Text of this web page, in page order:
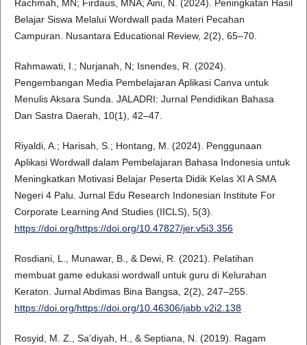
Rachmah, MN; Firdaus, MNA; Aini, N. (2024). Peningkatan Hasil
Belajar Siswa Melalui Wordwall pada Materi Pecahan
Campuran. Nusantara Educational Review, 2(2), 65–70.
Rahmawati, I.; Nurjanah, N; Isnendes, R. (2024).
Pengembangan Media Pembelajaran Aplikasi Canva untuk
Menulis Aksara Sunda. JALADRI: Jurnal Pendidikan Bahasa
Dan Sastra Daerah, 10(1), 42–47.
Riyaldi, A.; Harisah, S.; Hontang, M. (2024). Penggunaan
Aplikasi Wordwall dalam Pembelajaran Bahasa Indonesia untuk
Meningkatkan Motivasi Belajar Peserta Didik Kelas XI A SMA
Negeri 4 Palu. Jurnal Edu Research Indonesian Institute For
Corporate Learning And Studies (IICLS), 5(3).
https://doi.org/https://doi.org/10.47827/jer.v5i3.356
Rosdiani, L., Munawar, B., & Dewi, R. (2021). Pelatihan
membuat game edukasi wordwall untuk guru di Kelurahan
Keraton. Jurnal Abdimas Bina Bangsa, 2(2), 247–255.
https://doi.org/https://doi.org/10.46306/jabb.v2i2.138
Rosyid, M. Z., Sa’diyah, H., & Septiana, N. (2019). Ragam